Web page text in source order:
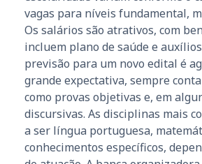
vagas para níveis fundamental,
Os salários são atrativos, com
incluem plano de saúde e
previsão para um novo edital é
grande expectativa, sempre
como provas objetivas e, em
discursivas. As disciplinas mais
a ser língua portuguesa,
conhecimentos específicos,